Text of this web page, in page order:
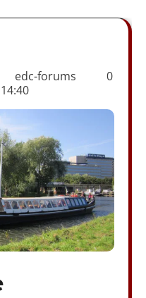
edc-forums
0
14:40